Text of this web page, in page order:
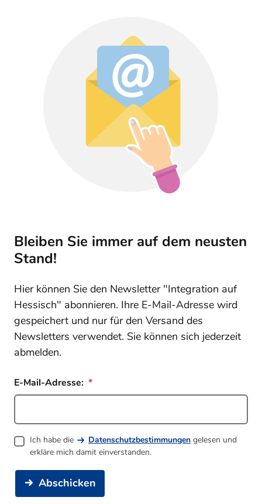
Bleiben Sie immer auf dem neusten
Stand!
Hier können Sie den Newsletter "Integration auf
Hessisch" abonnieren. Ihre E-Mail-Adresse wird
gespeichert und nur für den Versand des
Newsletters verwendet. Sie können sich jederzeit
abmelden.
E-Mail-Adresse:
Ich habe die Datenschutzbestimmungen gelesen und
erkläre mich damit einverstanden.
Abschicken